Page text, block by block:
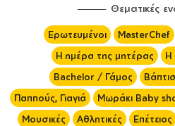
Θεματικές
Ερωτευμένοι MasterChef
Η ημέρα της μητέρας
Η
Bachelor / Γάμος
Παππούς, Γιαγιά
Μωράκι Baby
Μουσικές
Αθλητικές Επέτειος